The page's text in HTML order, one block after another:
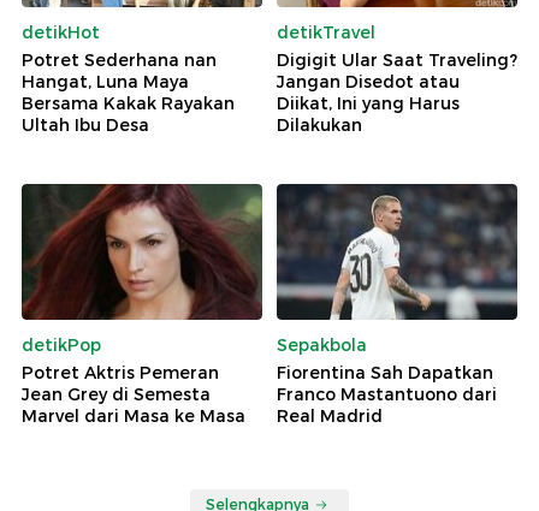
detikHot
Potret Sederhana nan
Hangat, Luna Maya
Bersama Kakak Rayakan
Ultah Ibu Desa
detikTravel
Digigit Ular Saat Traveling?
Jangan Disedot atau
Diikat, Ini yang Harus
Dilakukan
detikPop
Potret Aktris Pemeran
Jean Grey di Semesta
Marvel dari Masa ke Masa
Sepakbola
Fiorentina Sah Dapatkan
Franco Mastantuono dari
Real Madrid
Selengkapnya